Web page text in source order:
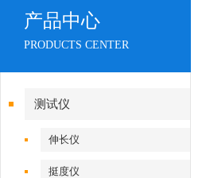
产品中心
PRODUCTS CENTER
测试仪
伸长仪
挺度仪